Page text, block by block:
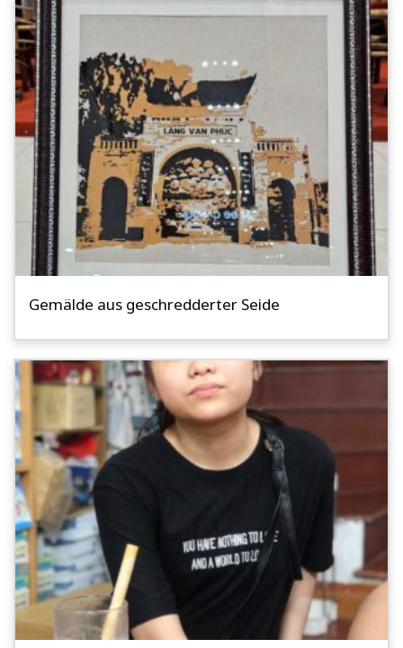
gibt es einen wachsenden Bedarf an
Bildungseinrichtungen, die auf die Bedürfnisse von
Schülern mit besonderen pädagogischen Bedürfnissen
eingehen. Trotz einiger Fortschritte im Bildungssystem
des Landes gibt
Gemälde aus geschredderter Seide